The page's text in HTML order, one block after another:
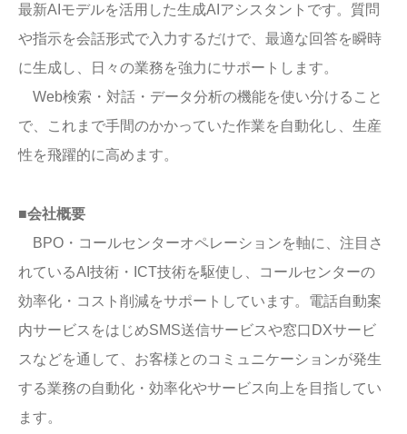
最新AIモデルを活用した生成AIアシスタントです。質問
や指示を会話形式で入力するだけで、最適な回答を瞬時
に生成し、日々の業務を強力にサポートします。
Web検索・対話・データ分析の機能を使い分けること
で、これまで手間のかかっていた作業を自動化し、生産
性を飛躍的に高めます。
■会社概要
BPO・コールセンターオペレーションを軸に、注目さ
れているAI技術・ICT技術を駆使し、コールセンターの
効率化・コスト削減をサポートしています。電話自動案
内サービスをはじめSMS送信サービスや窓口DXサービ
スなどを通して、お客様とのコミュニケーションが発生
する業務の自動化・効率化やサービス向上を目指してい
ます。